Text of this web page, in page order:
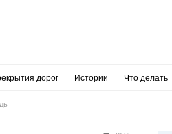
дорог Истории Что делать